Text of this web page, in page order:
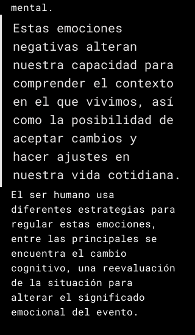
mental.
Estas emociones
negativas alteran
nuestra capacidad para
comprender el contexto
en el que vivimos, así
como la posibilidad de
aceptar cambios y
hacer ajustes en
nuestra vida cotidiana.
El ser humano usa
diferentes estrategias para
regular estas emociones,
entre las principales se
encuentra el cambio
cognitivo, una reevaluación
de la situación para
alterar el significado
emocional del evento.